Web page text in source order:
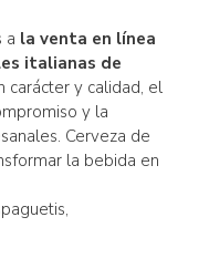
a la venta en línea
italianas de
carácter y calidad, el
y la
Cerveza de
la bebida en